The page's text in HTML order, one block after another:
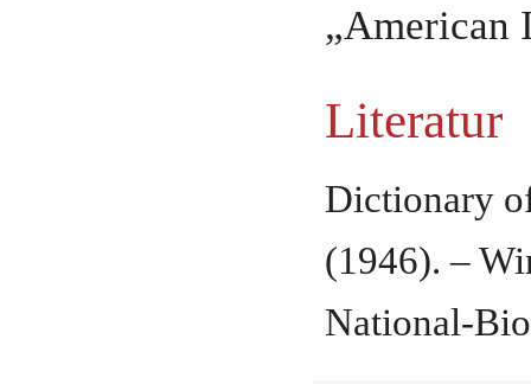
„American
Literatur
Dictionary
(1946). –
National-